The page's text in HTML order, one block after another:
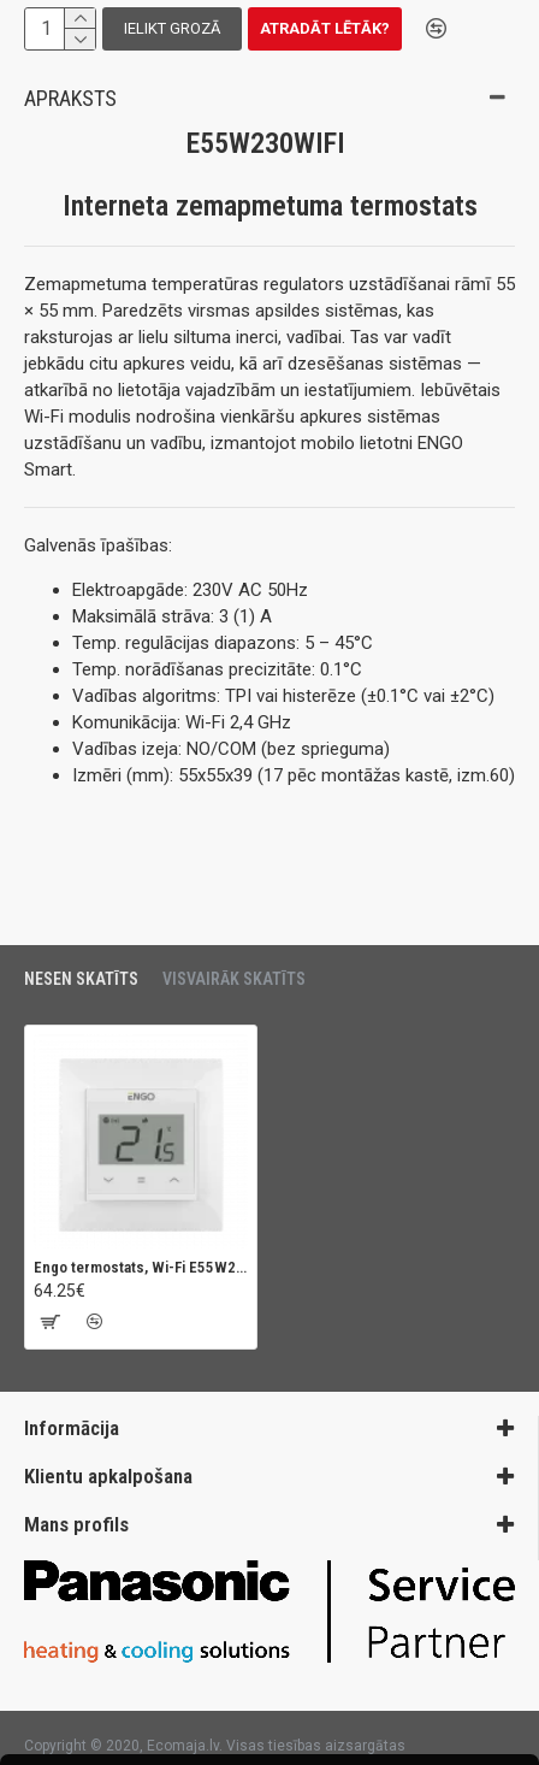
IELIKT GROZĀ ATRADĀT LĒTĀK?
APRAKSTS
E55W230WIFI
Interneta zemapmetuma termostats
Zemapmetuma temperatūras regulators uzstādīšanai rāmī 55
× 55 mm. Paredzēts virsmas apsildes sistēmas, kas
raksturojas ar lielu siltuma inerci, vadībai. Tas var vadīt
jebkādu citu apkures veidu, kā arī dzesēšanas sistēmas —
atkarībā no lietotāja vajadzībām un iestatījumiem. Iebūvētais
Wi-Fi modulis nodrošina vienkāršu apkures sistēmas
uzstādīšanu un vadību, izmantojot mobilo lietotni ENGO
Smart.
Galvenās īpašības:
Elektroapgāde: 230V AC 50Hz
Maksimālā strāva: 3 (1) A
Temp. regulācijas diapazons: 5 – 45°C
Temp. norādīšanas precizitāte: 0.1°C
Vadības algoritms: TPI vai histerēze (±0.1°C vai ±2°C)
Komunikācija: Wi-Fi 2,4 GHz
Vadības izeja: NO/COM (bez sprieguma)
Izmēri (mm): 55x55x39 (17 pēc montāžas kastē, izm.60)
NESEN SKATĪTS VISVAIRĀK SKATĪTS
Engo termostats, Wi-Fi E55W230WIFI
64.25€
Informācija
Klientu apkalpošana
Mans profils
Copyright © 2020, Ecomaja.lv. Visas tiesības aizsargātas